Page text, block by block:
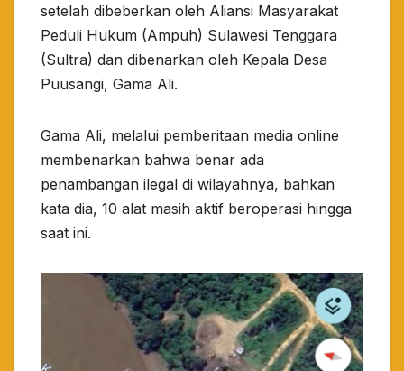
setelah dibeberkan oleh Aliansi Masyarakat
Peduli Hukum (Ampuh) Sulawesi Tenggara
(Sultra) dan dibenarkan oleh Kepala Desa
Puusangi, Gama Ali.
Gama Ali, melalui pemberitaan media online
membenarkan bahwa benar ada
penambangan ilegal di wilayahnya, bahkan
kata dia, 10 alat masih aktif beroperasi hingga
saat ini.